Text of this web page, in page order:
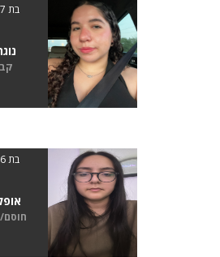
בת 17 | 1.74
בת 16 | 1.67